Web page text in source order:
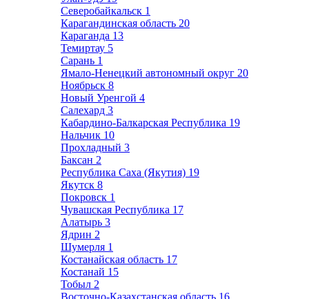
Северобайкальск 1
Карагандинская область 20
Караганда 13
Темиртау 5
Сарань 1
Ямало-Ненецкий автономный округ 20
Ноябрьск 8
Новый Уренгой 4
Салехард 3
Кабардино-Балкарская Республика 19
Нальчик 10
Прохладный 3
Баксан 2
Республика Саха (Якутия) 19
Якутск 8
Покровск 1
Чувашская Республика 17
Алатырь 3
Ядрин 2
Шумерля 1
Костанайская область 17
Костанай 15
Тобыл 2
Восточно-Казахстанская область 16